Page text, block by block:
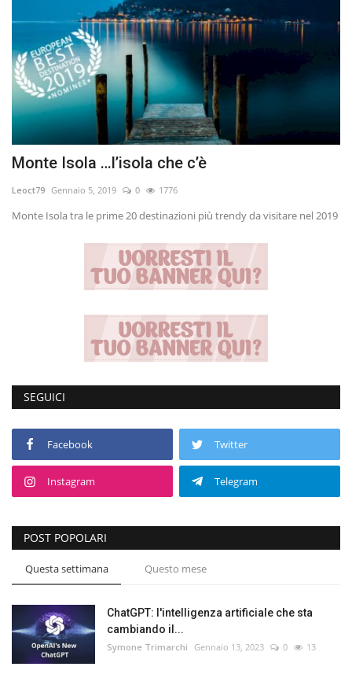
Monte Isola …l’isola che c’è
Leoct79 Gennaio 5, 2019 0 1776
Monte Isola tra le prime 20 destinazioni più trendy da visitare nel 2019
SEGUICI
Facebook Twitter
Instagram Telegram
POST POPOLARI
Questa settimana Questo mese
ChatGPT: l'intelligenza artificiale che sta
cambiando il...
Symone Trimarchi Gennaio 13, 2023 0 13